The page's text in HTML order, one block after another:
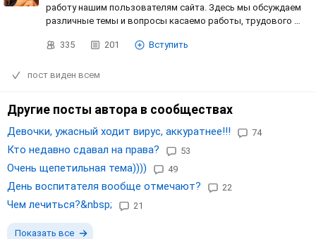
работу нашим пользователям сайта. Здесь мы обсуждаем
различные темы и вопросы касаемо работы, трудового …
335 201 Вступить
пост виден всем
Другие посты автора в сообществах
Девочки, ужасный ходит вирус, аккуратнее!!! 74
Кто недавно сдавал на права? 53
Очень щепетильная тема)))) 49
День воспитателя вообще отмечают? 22
Чем лечиться?&nbsp; 21
Показать все